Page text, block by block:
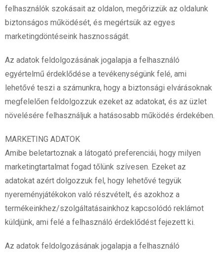
felhasználók szokásait az oldalon, megőrizzük az oldalunk
biztonságos működését, és megértsük az egyes
marketingdöntéseink hasznosságát.
Az adatok feldolgozásának jogalapja a felhasználó
egyértelmű érdeklődése a tevékenységünk felé, ami
lehetővé teszi a számunkra, hogy a biztonsági elvárásoknak
megfelelően feldolgozzuk ezeket az adatokat, és az üzlet
növelésére felhasználjuk a hatásosabb működés érdekében.
MARKETING ADATOK
Amibe beletartoznak a látogató preferenciái, hogy milyen
marketingtartalmat fogad tőlünk szívesen. Ezeket az
adatokat azért dolgozzuk fel, hogy lehetővé tegyük
nyereményjátékokon való részvételt, és azokhoz a
termékeinkhez/szolgáltatásainkhoz kapcsolódó reklámot
küldjünk, ami felé a felhasználó érdeklődést fejezett ki.
Az adatok feldolgozásának jogalapja a felhasználó